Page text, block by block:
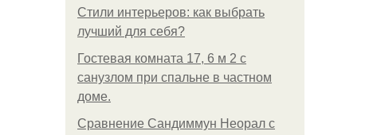
Стили интерьеров: как выбрать
лучший для себя?
Гостевая комната 17, 6 м 2 с
санузлом при спальне в частном
доме.
Сравнение Сандиммун Неорал с